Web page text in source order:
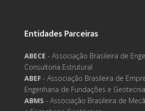
Entidades Parceiras
ABECE - Associação Brasileira de
Consultoria Estrutural
ABEF - Associação Brasileira de
Engenharia de Fundações e Geotecnia
ABMS - Associação Brasileira de